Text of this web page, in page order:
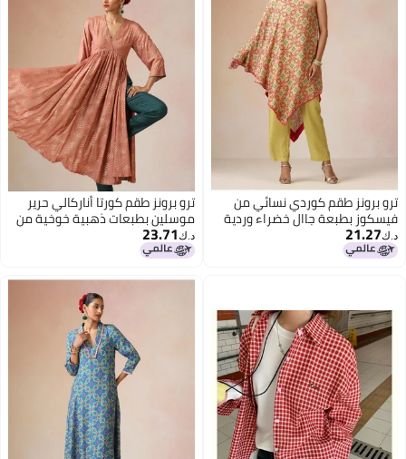
ترو برونز طقم كوردي نسائي من
فيسكوز بطبعة جاال خضراء وردية
من بكتف واحد غير متماثل
د.ك‏21.27
ترو برونز طقم كورتا أناركالي حرير
موسلين بطبعات ذهبية خوخية من
بفتحة جانبية عالية
د.ك‏23.71